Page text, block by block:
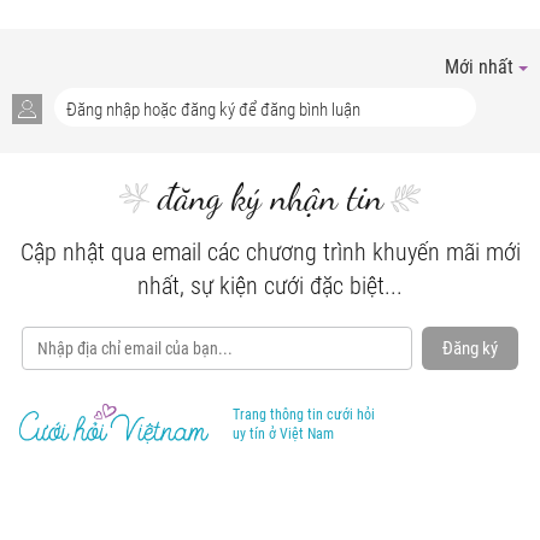
Mới nhất
đăng ký nhận tin
Cập nhật qua email các chương trình khuyến mãi mới
nhất, sự kiện cưới đặc biệt...
Đăng ký
Trang thông tin cưới hỏi
uy tín ở Việt Nam